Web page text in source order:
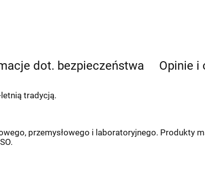
dot. bezpieczeństwa Opinie i
tradycją.
przemysłowego i laboratoryjnego. Produkty